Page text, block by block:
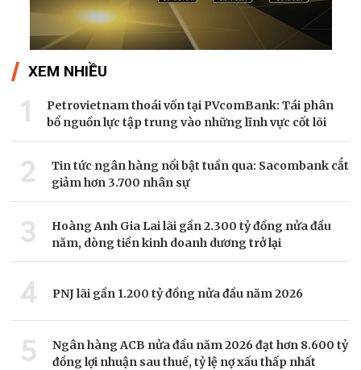
XEM NHIỀU
1
Petrovietnam thoái vốn tại PVcomBank: Tái phân
bổ nguồn lực tập trung vào những lĩnh vực cốt lõi
2
Tin tức ngân hàng nổi bật tuần qua: Sacombank cắt
giảm hơn 3.700 nhân sự
3
Hoàng Anh Gia Lai lãi gần 2.300 tỷ đồng nửa đầu
năm, dòng tiền kinh doanh dương trở lại
4 PNJ lãi gần 1.200 tỷ đồng nửa đầu năm 2026
5
Ngân hàng ACB nửa đầu năm 2026 đạt hơn 8.600 tỷ
đồng lợi nhuận sau thuế, tỷ lệ nợ xấu thấp nhất